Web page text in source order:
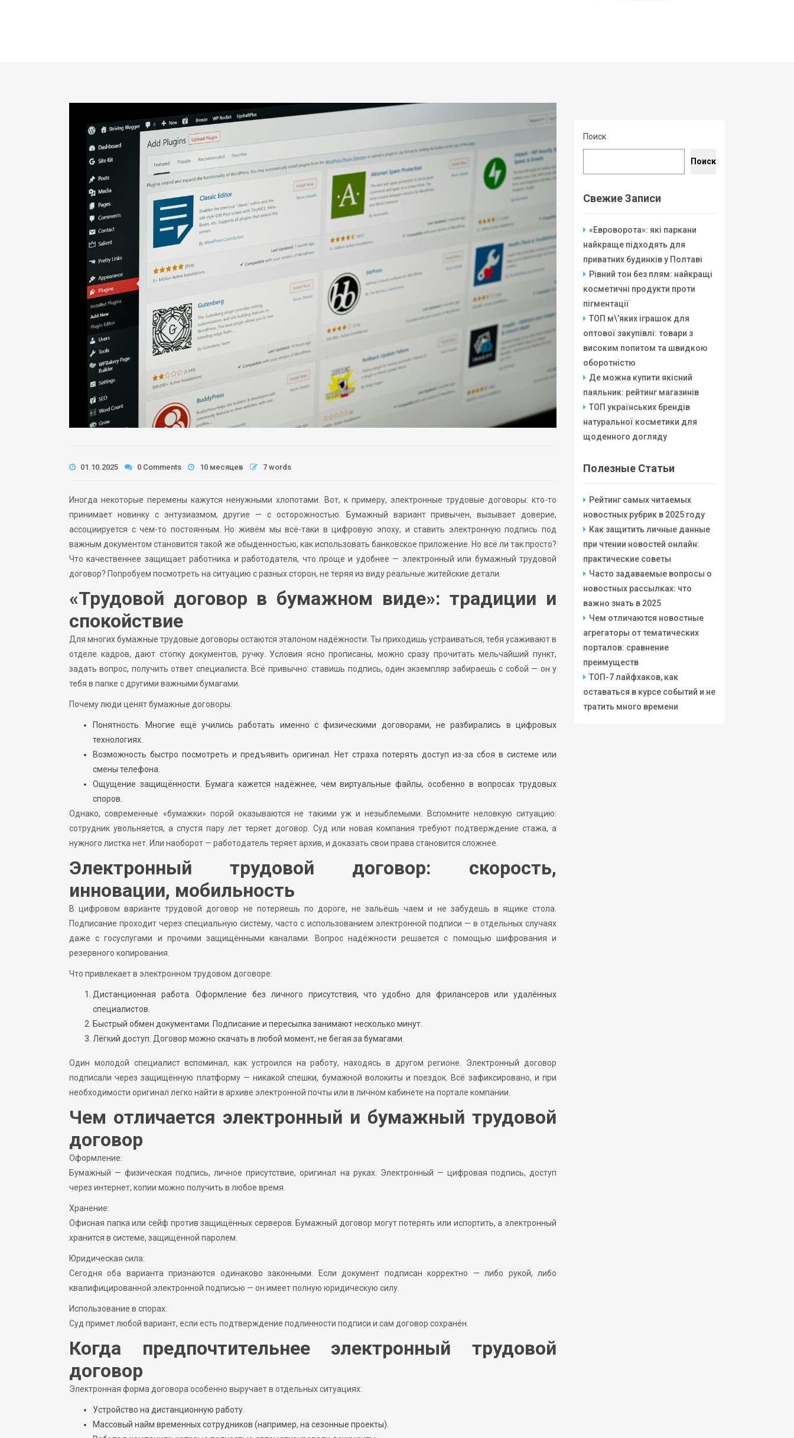
01.10.2025 0 Comments 10 месяцев 7 words
Иногда некоторые перемены кажутся ненужными хлопотами. Вот, к примеру, электронные трудовые договоры: кто-то
принимает новинку с энтузиазмом, другие — с осторожностью. Бумажный вариант привычен, вызывает доверие,
ассоциируется с чем-то постоянным. Но живём мы всё-таки в цифровую эпоху, и ставить электронную подпись под
важным документом становится такой же обыденностью, как использовать банковское приложение. Но всё ли так просто?
Что качественнее защищает работника и работодателя, что проще и удобнее — электронный или бумажный трудовой
договор? Попробуем посмотреть на ситуацию с разных сторон, не теряя из виду реальные житейские детали.
«Трудовой договор в бумажном виде»: традиции и
спокойствие
Для многих бумажные трудовые договоры остаются эталоном надёжности. Ты приходишь устраиваться, тебя усаживают в
отделе кадров, дают стопку документов, ручку. Условия ясно прописаны, можно сразу прочитать мельчайший пункт,
задать вопрос, получить ответ специалиста. Всё привычно: ставишь подпись, один экземпляр забираешь с собой — он у
тебя в папке с другими важными бумагами.
Почему люди ценят бумажные договоры:
Понятность. Многие ещё учились работать именно с физическими договорами, не разбирались в цифровых
технологиях.
Возможность быстро посмотреть и предъявить оригинал. Нет страха потерять доступ из-за сбоя в системе или
смены телефона.
Ощущение защищённости. Бумага кажется надёжнее, чем виртуальные файлы, особенно в вопросах трудовых
споров.
Однако, современные «бумажки» порой оказываются не такими уж и незыблемыми. Вспомните неловкую ситуацию:
сотрудник увольняется, а спустя пару лет теряет договор. Суд или новая компания требуют подтверждение стажа, а
нужного листка нет. Или наоборот — работодатель теряет архив, и доказать свои права становится сложнее.
Электронный трудовой договор: скорость,
инновации, мобильность
В цифровом варианте трудовой договор не потеряешь по дороге, не зальёшь чаем и не забудешь в ящике стола.
Подписание проходит через специальную систему, часто с использованием электронной подписи — в отдельных случаях
даже с госуслугами и прочими защищёнными каналами. Вопрос надёжности решается с помощью шифрования и
резервного копирования.
Что привлекает в электронном трудовом договоре:
Дистанционная работа. Оформление без личного присутствия, что удобно для фрилансеров или удалённых
специалистов.
Быстрый обмен документами. Подписание и пересылка занимают несколько минут.
Лёгкий доступ. Договор можно скачать в любой момент, не бегая за бумагами.
Один молодой специалист вспоминал, как устроился на работу, находясь в другом регионе. Электронный договор
подписали через защищённую платформу — никакой спешки, бумажной волокиты и поездок. Всё зафиксировано, и при
необходимости оригинал легко найти в архиве электронной почты или в личном кабинете на портале компании.
Чем отличается электронный и бумажный трудовой
договор
Оформление:
Бумажный — физическая подпись, личное присутствие, оригинал на руках. Электронный — цифровая подпись, доступ
через интернет, копии можно получить в любое время.
Хранение:
Офисная папка или сейф против защищённых серверов. Бумажный договор могут потерять или испортить, а электронный
хранится в системе, защищённой паролем.
Юридическая сила:
Сегодня оба варианта признаются одинаково законными. Если документ подписан корректно — либо рукой, либо
квалифицированной электронной подписью — он имеет полную юридическую силу.
Использование в спорах:
Суд примет любой вариант, если есть подтверждение подлинности подписи и сам договор сохранён.
Когда предпочтительнее электронный трудовой
договор
Электронная форма договора особенно выручает в отдельных ситуациях:
Устройство на дистанционную работу.
Массовый найм временных сотрудников (например, на сезонные проекты).
Поиск
Поиск
Свежие Записи
«Евроворота»: які паркани
найкраще підходять для
приватних будинків у Полтаві
Рівний тон без плям: найкращі
косметичні продукти проти
пігментації
ТОП м\’яких іграшок для
оптової закупівлі: товари з
високим попитом та швидкою
оборотністю
Де можна купити якісний
паяльник: рейтинг магазинів
ТОП українських брендів
натуральної косметики для
щоденного догляду
Полезные Статьи
Рейтинг самых читаемых
новостных рубрик в 2025 году
Как защитить личные данные
при чтении новостей онлайн:
практические советы
Часто задаваемые вопросы о
новостных рассылках: что
важно знать в 2025
Чем отличаются новостные
агрегаторы от тематических
порталов: сравнение
преимуществ
ТОП-7 лайфхаков, как
оставаться в курсе событий и не
тратить много времени